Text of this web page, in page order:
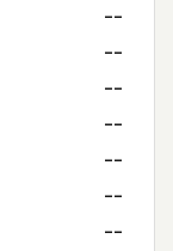
--
--
--
--
--
--
--